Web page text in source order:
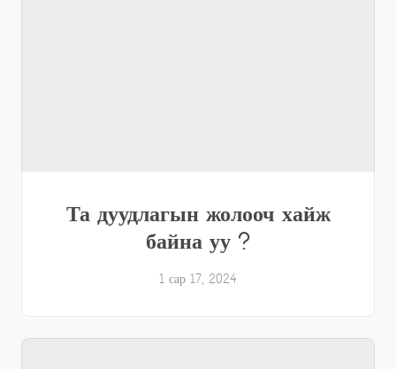
Та дуудлагын жолооч хайж
байна уу ?
1 сар 17, 2024